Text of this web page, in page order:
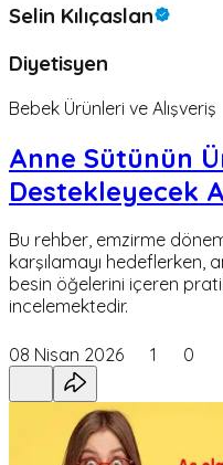
Selin Kılıçaslan
Diyetisyen
Bebek Ürünleri ve Alışveriş
Anne Sütünün
Destekleyecek
Bu rehber, emzirme
karşılamayı hedeflerken,
besin öğelerini içeren
incelemektedir.
08 Nisan 2026 1 0